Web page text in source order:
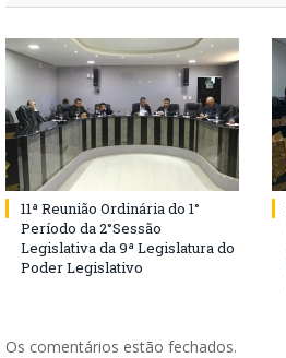
11ª Reunião Ordinária do 1°
Período da 2°Sessão
Legislativa da 9ª Legislatura do
Poder Legislativo
Os comentários estão fechados.